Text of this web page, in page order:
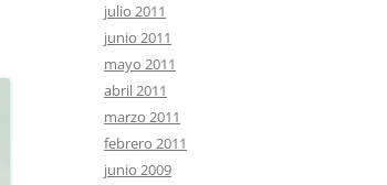
julio 2011
junio 2011
mayo 2011
abril 2011
marzo 2011
febrero 2011
junio 2009